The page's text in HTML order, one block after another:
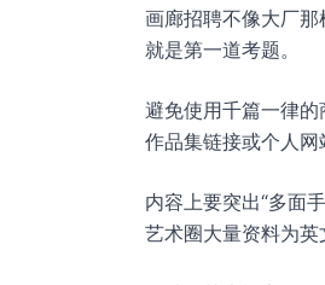
画廊招聘不像大厂
就是第一道考题。
避免使用千篇一律
作品集链接或个人网
内容上要突出“多面
艺术圈大量资料为英